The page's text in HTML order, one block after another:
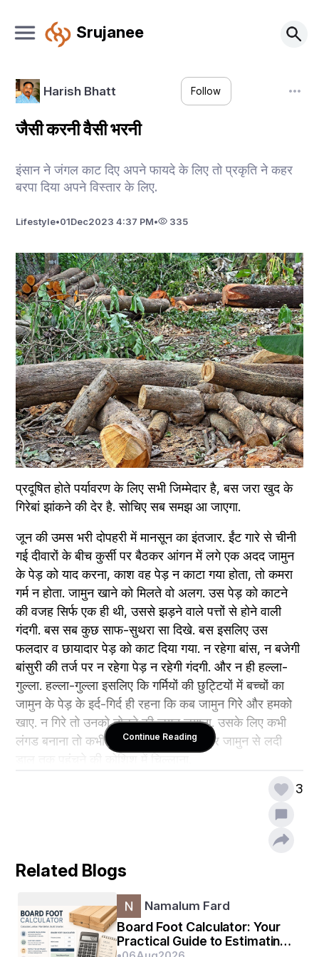
Srujanee
Harish Bhatt Follow
जैसी करनी वैसी भरनी
इंसान ने जंगल काट दिए अपने फायदे के लिए तो प्रकृति ने कहर
बरपा दिया अपने विस्तार के लिए.
Lifestyle•01Dec2023 4:37 PM• 335
प्रदूषित होते पर्यावरण के लिए सभी जिम्मेदार है, बस जरा खुद के
गिरेबां झांकने की देर है. सोचिए सब समझ आ जाएगा.
जून की उमस भरी दोपहरी में मानसून का इंतजार. ईंट गारे से चीनी
गई दीवारों के बीच कुर्सी पर बैठकर आंगन में लगे एक अदद जामुन
के पेड़ को याद करना, काश वह पेड़ न काटा गया होता, तो कमरा
गर्म न होता. जामुन खाने को मिलते वो अलग. उस पेड़ को काटने
की वजह सिर्फ एक ही थी, उससे झड़ने वाले पत्तों से होने वाली
गंदगी. बस सब कुछ साफ-सुथरा सा दिखे. बस इसलिए उस
फलदार व छायादार पेड़ को काट दिया गया. न रहेगा बांस, न बजेगी
बांसुरी की तर्ज पर न रहेगा पेड़ न रहेगी गंदगी. और न ही हल्ला-
गुल्ला. हल्ला-गुल्ला इसलिए कि गर्मियों की छुट्टियों में बच्चों का
जामुन के पेड़ के इर्द-गिर्द ही रहना कि कब जामुन गिरे और हमको
खाए. न गिरे तो उनको तोड़ने की जुगत लगाना. उसके लिए कभी
लंगड बनाना तो कभी लंबे डंडे में कील फंसा कर जामुन से लदी
Continue Reading
3
Related Blogs
Namalum Fard
Board Foot Calculator: Your
Practical Guide to Estimating